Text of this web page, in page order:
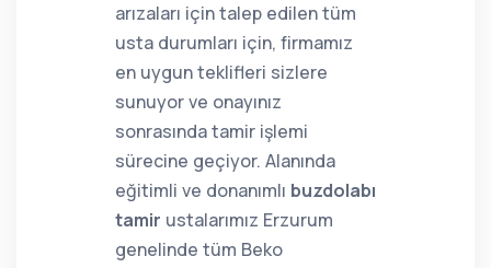
arızaları için talep edilen tüm
usta durumları için, firmamız
en uygun teklifleri sizlere
sunuyor ve onayınız
sonrasında tamir işlemi
sürecine geçiyor. Alanında
eğitimli ve donanımlı buzdolabı
tamir ustalarımız Erzurum
genelinde tüm Beko